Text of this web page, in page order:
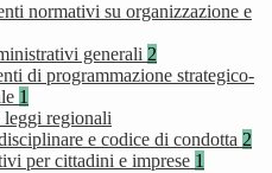
normativi su organizzazione e
generali 2
di programmazione strategico-
1
leggi regionali
e codice di condotta 2
per cittadini e imprese 1